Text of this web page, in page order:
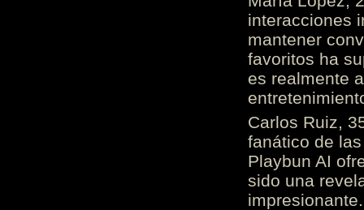
interacciones
mantener
favoritos ha
es realmente
Carlos Ruiz,
fanático de
Playbun AI
sido una